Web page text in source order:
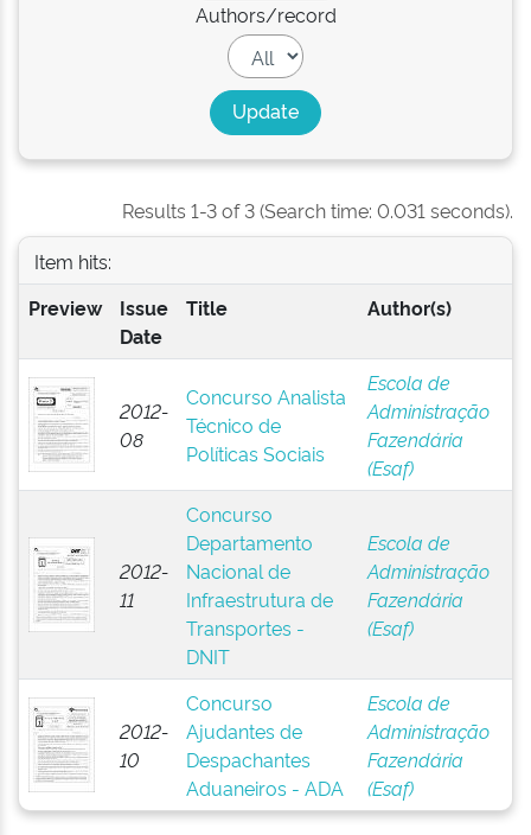
Authors/record
Results 1-3 of 3 (Search time: 0.031 seconds).
Item hits:
Preview
Issue
Date
Title Author(s)
2012-
08
Concurso Analista
Técnico de
Políticas Sociais
Escola de
Administração
Fazendária
(Esaf)
2012-
11
Concurso
Departamento
Nacional de
Infraestrutura de
Transportes -
DNIT
Escola de
Administração
Fazendária
(Esaf)
2012-
10
Concurso
Ajudantes de
Despachantes
Aduaneiros - ADA
Escola de
Administração
Fazendária
(Esaf)